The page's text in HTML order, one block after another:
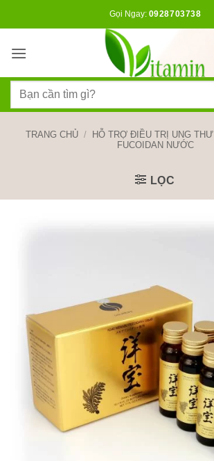
dung
Gọi Ngay: 0928703738
Tìm
TRANG CHỦ / HỖ TRỢ ĐIỀU TRỊ UNG THƯ
FUCOIDAN NƯỚC
LỌC